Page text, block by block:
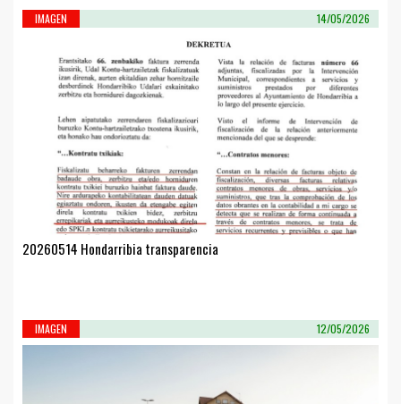
IMAGEN 14/05/2026
20260514 Hondarribia transparencia
IMAGEN 12/05/2026